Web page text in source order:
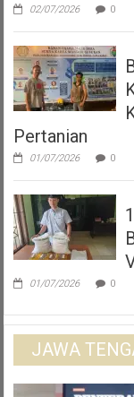
02/07/2026 0
Pertanian
01/07/2026 0
01/07/2026 0
JAWA